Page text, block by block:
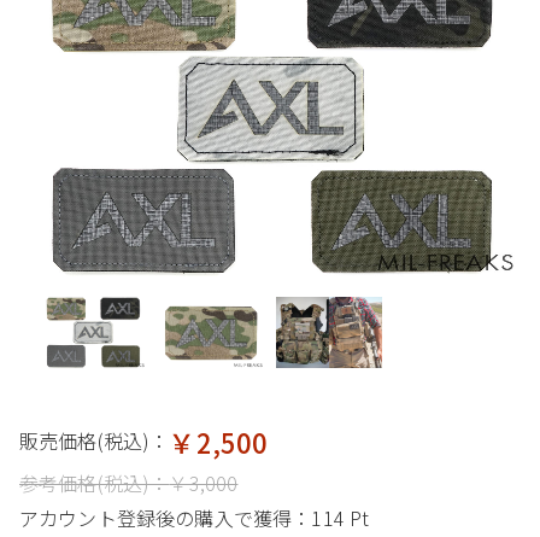
販売価格(税込)： ￥2,500
参考価格(税込)：￥3,000
アカウント登録後の購入で獲得： 114 Pt